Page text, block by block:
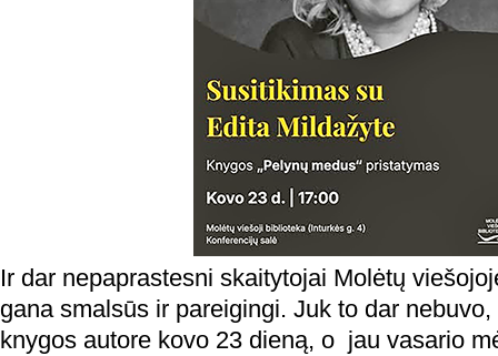
Ir dar nepaprastesni skaitytojai Molėtų
gana smalsūs ir pareigingi. Juk to dar
knygos autore kovo 23 dieną, o jau vasario